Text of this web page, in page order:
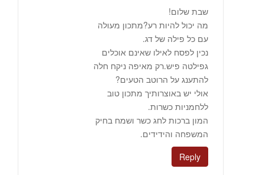
שבת שלום!
מה יכול להיות רע?מתכון מעולה
עם כל פילה של דג.
נכין לפסח לאילו שאינם אוכלים
גפילטה פיש.רק מאיפה ניקח חלה
להתענג על הרוטב הטעים?
אולי יש באוצרותיך מתכון טוב
ללחמניות כשרות.
המון ברכות לחג כשר ושמח בחיק
המשפחה והידידים.
Reply